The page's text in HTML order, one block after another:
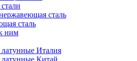
сталь
сталь
ним
Италия
Китай